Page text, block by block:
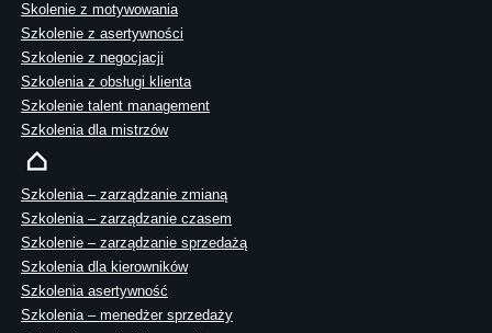
Skolenie z motywowania
Szkolenie z asertywności
Szkolenie z negocjacji
Szkolenia z obsługi klienta
Szkolenie talent management
Szkolenia dla mistrzów
Szkolenia – zarządzanie zmianą
Szkolenia – zarządzanie czasem
Szkolenie – zarządzanie sprzedażą
Szkolenia dla kierowników
Szkolenia asertywność
Szkolenia – menedżer sprzedaży